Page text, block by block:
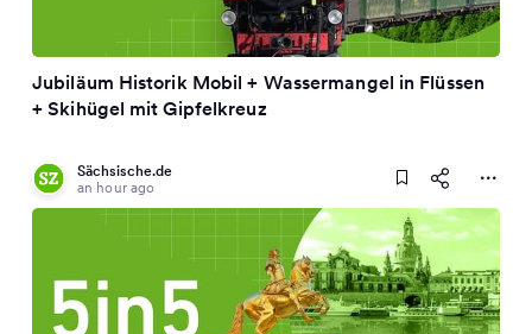
Jubiläum Historik Mobil + Wassermangel in Flüssen
+ Skihügel mit Gipfelkreuz
Sächsische.de
an hour ago